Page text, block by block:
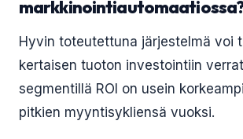
Hyvin toteutettuna järjestelmä voi
kertaisen tuoton investointiin
segmentillä ROI on usein
pitkien myyntisykliensä vuoksi.